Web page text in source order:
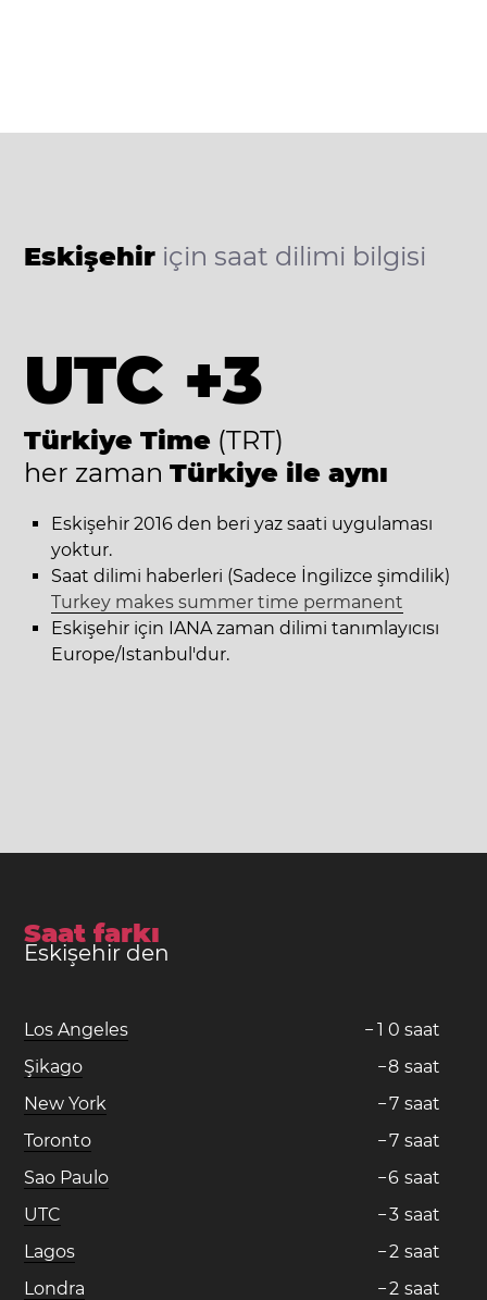
Eskişehir için saat dilimi bilgisi
UTC +3
Türkiye Time (TRT)
her zaman Türkiye ile aynı
Eskişehir 2016 den beri yaz saati uygulaması
yoktur.
Saat dilimi haberleri (Sadece İngilizce şimdilik)
Turkey makes summer time permanent
Eskişehir için IANA zaman dilimi tanımlayıcısı
Europe/Istanbul'dur.
Saat farkı
Eskişehir den
Los Angeles − 1 0 saat
Şikago
−8 saat
New York
−7 saat
Toronto
−7 saat
Sao Paulo
−6 saat
UTC
−3 saat
Lagos
−2 saat
Londra
−2 saat